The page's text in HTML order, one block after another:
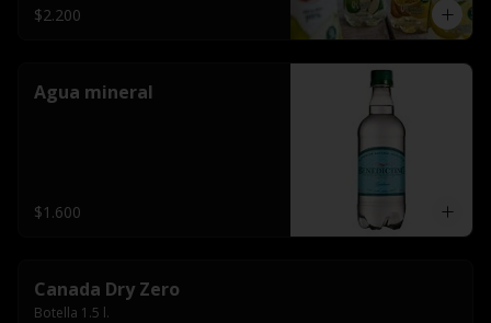
$2.200
Agua mineral
$1.600
Canada Dry Zero
Botella 1.5 l.